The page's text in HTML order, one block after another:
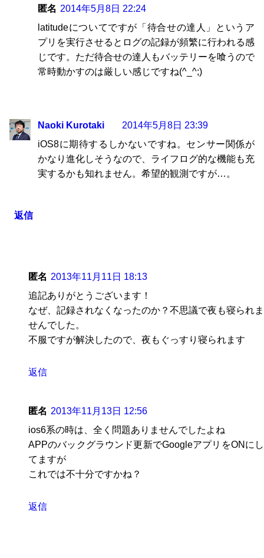
匿名 2014年5月8日 22:24
latitudeについてですが「待合せの達人」というア
プリを実行させるとログの記録が頻繁に行われる感
じです。ただ待合せの達人もバッテリーを喰うので
常時動かすのは厳しい感じですね(^_^;)
Naoki Kurotaki
2014年5月8日 23:39
iOS8に期待するしかないですね。センサー関係が
かなり進化しそうなので、ライフログ的な機能も充
実するかも知れません。希望的観測ですが…。
返信
匿名 2013年11月11日 18:13
追記ありがとうございます！
なぜ、記録されなくなったのか？不思議で夜も寝られま
せんでした。
不服ですが解決したので、夜もぐっすり寝られます
返信
匿名 2013年11月13日 12:56
ios6系の時は、全く問題ありませんでしたよね
APPのバックグラウンド更新でGoogleアプリをONにし
てますが
これでは不十分ですかね？
返信